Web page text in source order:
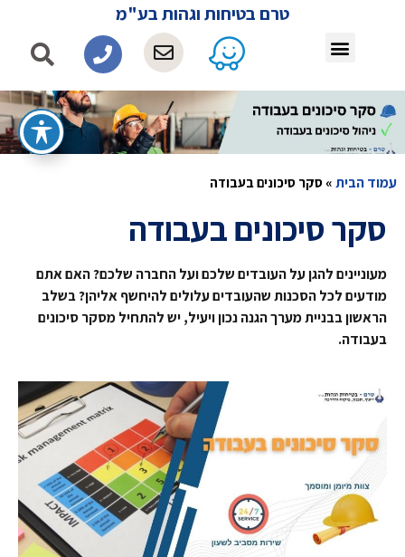
טרם בטיחות וגהות בע"מ
עמוד הבית» סקר סיכונים בעבודה
סקר סיכונים בעבודה
מעוניינים להגן על העובדים שלכם ועל החברה שלכם? האם אתם
מודעים לכל הסכנות שהעובדים עלולים להיחשף אליהן? בשלב
הראשון בבניית מערך הגנה נכון ויעיל, יש להתחיל מסקר סיכונים
בעבודה.